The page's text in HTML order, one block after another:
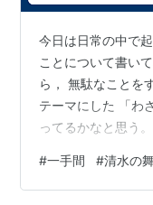
今日は日常の中で
ことについて書い
ら， 無駄なことを
テーマにした 「わ
ってるかなと思う
く。 ・わざわざ髪
繰り返す。 ・わざ
#一手間 #清水の